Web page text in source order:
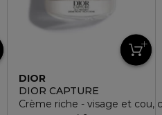
DIOR
DIOR CAPTURE
Crème riche - visage et cou,